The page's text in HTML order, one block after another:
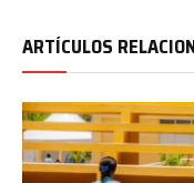
ARTÍCULOS